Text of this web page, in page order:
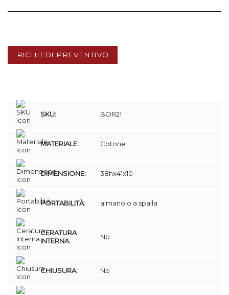
RICHIEDI PREVENTIVO
SKU: BOR21
MATERIALE: Cotone
DIMENSIONE: 38hx41x10
PORTABILITÀ: a mano o a spalla
CERATURA
INTERNA:
No
CHIUSURA: No